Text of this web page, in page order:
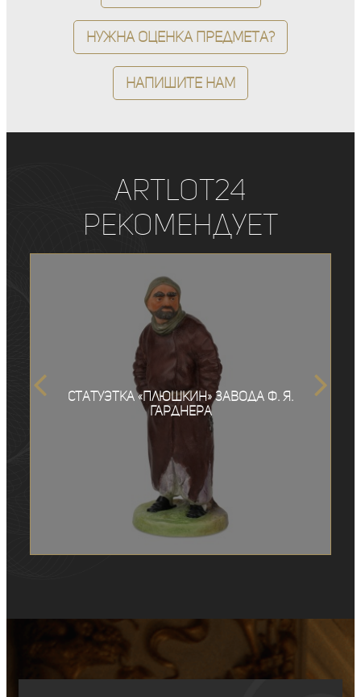
Нужна оценка предмета?
Напишите нам
ArtLot24
рекомендует
Статуэтка «Плюшкин» завода Ф. Я.
Гарднера